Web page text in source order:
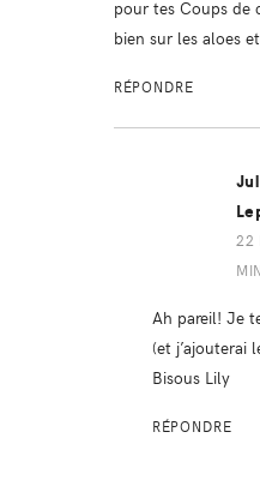
pour tes Coups
bien sur les aloes
RÉPONDRE
22
MIN
Ah pareil! Je
(et j’ajouterai
Bisous Lily
RÉPONDRE